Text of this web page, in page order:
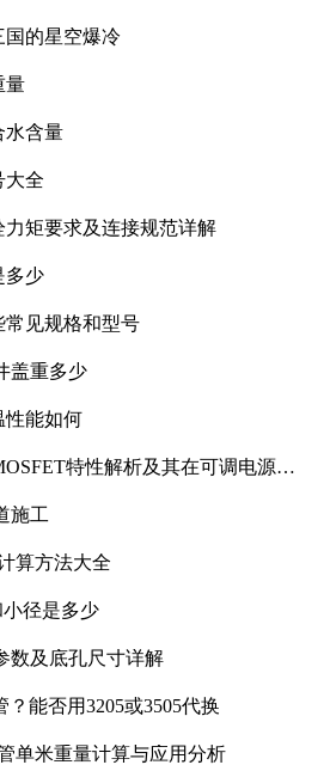
国的星空爆冷
量
水含量
大全
矩要求及连接规范详解
多少
见规格和型号
盖重多少
性能如何
特性解析及其在可调电源设
施工
算方法大全
径是多少
数及底孔尺寸详解
？能否用3205或3505代换
单米重量计算与应用分析